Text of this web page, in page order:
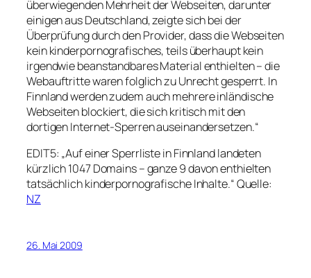
überwiegenden Mehrheit der Webseiten, darunter
einigen aus Deutschland, zeigte sich bei der
Überprüfung durch den Provider, dass die Webseiten
kein kinderpornografisches, teils überhaupt kein
irgendwie beanstandbares Material enthielten – die
Webauftritte waren folglich zu Unrecht gesperrt. In
Finnland werden zudem auch mehrere inländische
Webseiten blockiert, die sich kritisch mit den
dortigen Internet-Sperren auseinandersetzen.“
EDIT5: „Auf einer Sperrliste in Finnland landeten
kürzlich 1047 Domains – ganze 9 davon enthielten
tatsächlich kinderpornografische Inhalte.“ Quelle:
NZ
26. Mai 2009